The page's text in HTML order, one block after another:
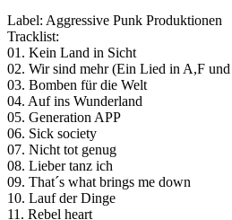
Label: Aggressive Punk Produktionen
Tracklist:
01. Kein Land in Sicht
02. Wir sind mehr (Ein Lied in A,F
03. Bomben für die Welt
04. Auf ins Wunderland
05. Generation APP
06. Sick society
07. Nicht tot genug
08. Lieber tanz ich
09. That´s what brings me down
10. Lauf der Dinge
11. Rebel heart